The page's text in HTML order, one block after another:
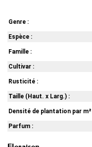
Genre :
Espèce :
Famille :
Cultivar :
Rusticité :
Taille (Haut. x Larg.) :
Densité de plantation par m²
Parfum :